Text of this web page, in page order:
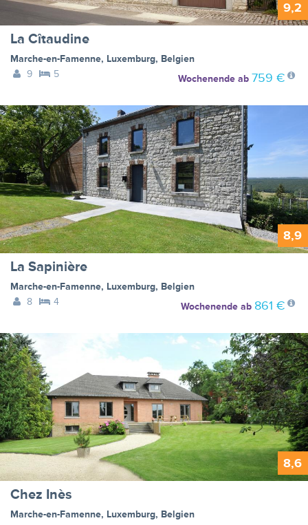
9,2
La Cîtaudine
Marche-en-Famenne, Luxemburg, Belgien
9
5 Wochenendeab 759 €
8,9
La Sapinière
Marche-en-Famenne, Luxemburg, Belgien
8
4 Wochenendeab 861 €
8,6
Chez Inès
Marche-en-Famenne, Luxemburg, Belgien